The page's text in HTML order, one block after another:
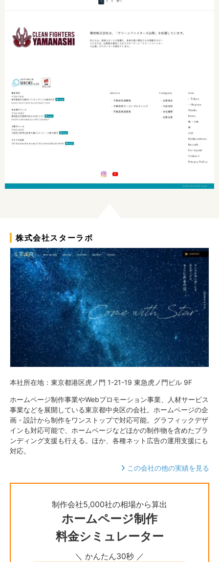
株式会社スターラボ
本社所在地：東京都港区虎ノ門 1-21-19 東急虎ノ門ビル 9F
ホームページ制作事業やWebプロモーション事業、人材サービス
事業などを展開している東京都中央区の会社。ホームページの企
画・設計から制作をワンストップで対応可能。グラフィックデザ
インも対応可能で、ホームページなどほかの制作物を含めたブラ
ンディング支援も行える。ほか、各種ネット広告の運用支援にも
対応。
この会社の他の実績を見る
制作会社5,000社の相場から算出
ホームページ制作
料金シミュレーター
＼ かんたん30秒 ／